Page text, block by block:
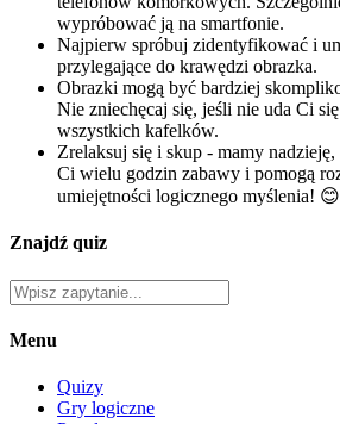
wypróbować ją na smartfonie.
Najpierw spróbuj zidentyfikować i
przylegające do krawędzi obrazka.
Obrazki mogą być bardziej
Nie zniechęcaj się, jeśli nie uda Ci
wszystkich kafelków.
Zrelaksuj się i skup - mamy nadzieję,
Ci wielu godzin zabawy i pomogą
umiejętności logicznego myślenia! 😊
Znajdź quiz
Menu
Quizy
Gry logiczne